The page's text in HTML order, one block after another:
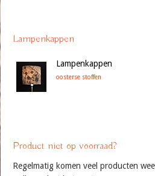
Lampenkappen
Lampenkappen
oosterse stoffen
Product niet op voorraad?
Regelmatig komen veel producten